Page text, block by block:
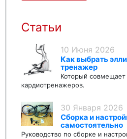
Статьи
10 Июня 2026
Как выбрать
тренажер
Который
кардиотренажеров.
30 Января 2026
Сборка и
самостоятельно
Руководство по сборке и